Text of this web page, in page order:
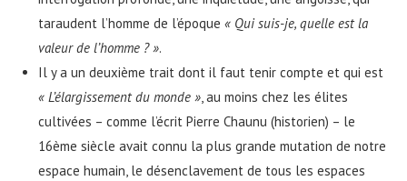
taraudent l’homme de l’époque« Qui suis-je, quelle est la
valeur de l’homme ? ».
Il y a un deuxième trait dont il faut tenir compte et qui est
« L’élargissement du monde », au moins chez les élites
cultivées – comme l’écrit Pierre Chaunu (historien) – le
16ème siècle avait connu la plus grande mutation de notre
espace humain, le désenclavement de tous les espaces